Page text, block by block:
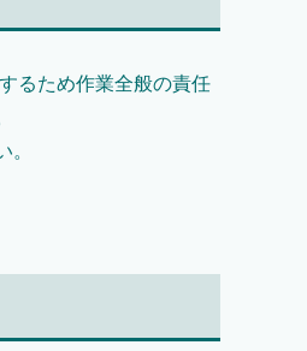
るため作業全般の責任
。